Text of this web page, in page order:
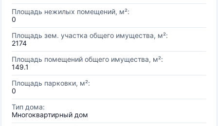
Площадь нежилых помещений, м²:
0
Площадь зем. участка общего имущества, м²:
2174
Площадь помещений общего имущества, м²:
149.1
Площадь парковки, м²:
0
Тип дома:
Многоквартирный дом